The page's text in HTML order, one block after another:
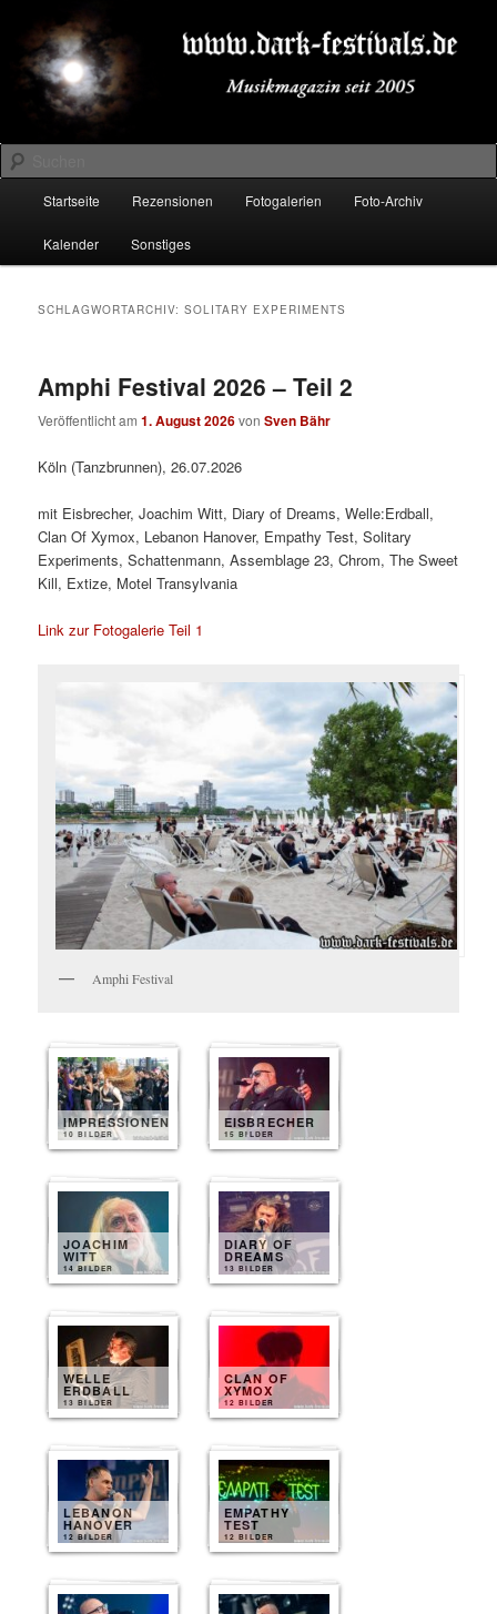
primären
Inhalt
springen
sekundären
Inhalt
springenDARK-FESTIVALS.DE
Suchen
Startseite Rezensionen Fotogalerien Foto-Archiv
Kalender Sonstiges
SCHLAGWORTARCHIV:SOLITARY EXPERIMENTS
Amphi Festival 2026 – Teil 2
Veröffentlicht am1. August 2026vonSven Bähr
Köln (Tanzbrunnen), 26.07.2026
mit Eisbrecher, Joachim Witt, Diary of Dreams, Welle:Erdball,
Clan Of Xymox, Lebanon Hanover, Empathy Test, Solitary
Experiments, Schattenmann, Assemblage 23, Chrom, The Sweet
Kill, Extize, Motel Transylvania
Link zur Fotogalerie Teil 1
Amphi Festival
IMPRESSIONEN
10 BILDER
EISBRECHER
15 BILDER
JOACHIM
WITT
14 BILDER
DIARY OF
DREAMS
13 BILDER
WELLE
ERDBALL
13 BILDER
CLAN OF
XYMOX
12 BILDER
LEBANON
HANOVER
12 BILDER
EMPATHY
TEST
12 BILDER